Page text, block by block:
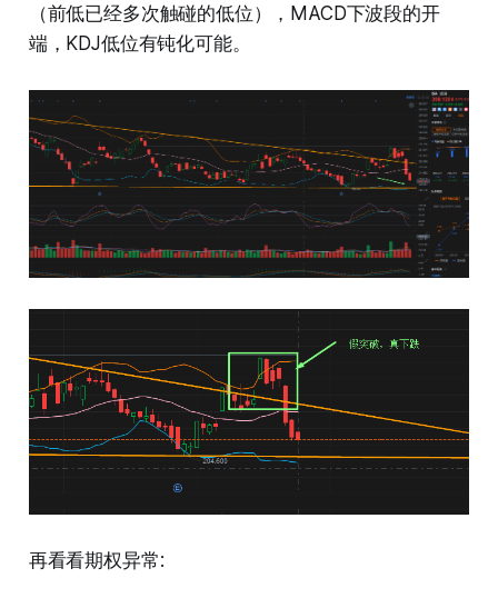
（前低已经多次触碰的低位），MACD下波段的开
端，KDJ低位有钝化可能。
再看看期权异常: